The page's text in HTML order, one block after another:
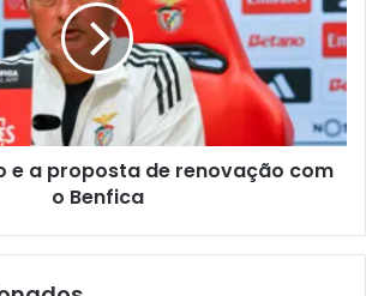
e a proposta de renovação com
o Benfica